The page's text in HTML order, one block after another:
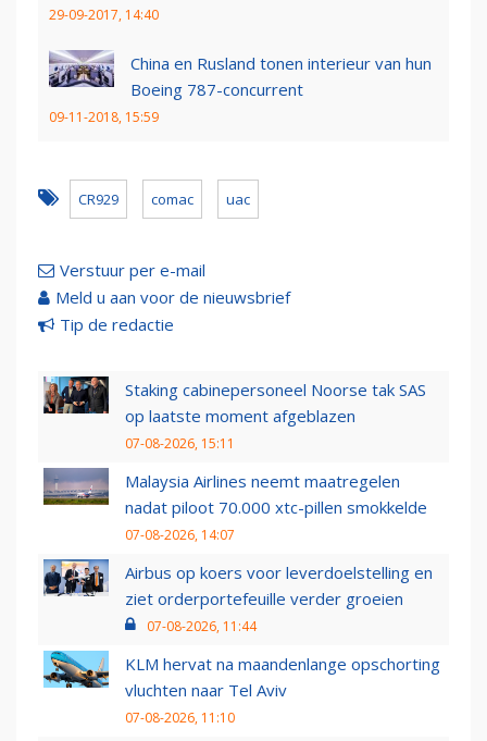
29-09-2017, 14:40
China en Rusland tonen interieur van hun
Boeing 787-concurrent
09-11-2018, 15:59
CR929 comac uac
Verstuur per e-mail
Meld u aan voor de nieuwsbrief
Tip de redactie
Staking cabinepersoneel Noorse tak SAS
op laatste moment afgeblazen
07-08-2026, 15:11
Malaysia Airlines neemt maatregelen
nadat piloot 70.000 xtc-pillen smokkelde
07-08-2026, 14:07
Airbus op koers voor leverdoelstelling en
ziet orderportefeuille verder groeien
07-08-2026, 11:44
KLM hervat na maandenlange opschorting
vluchten naar Tel Aviv
07-08-2026, 11:10